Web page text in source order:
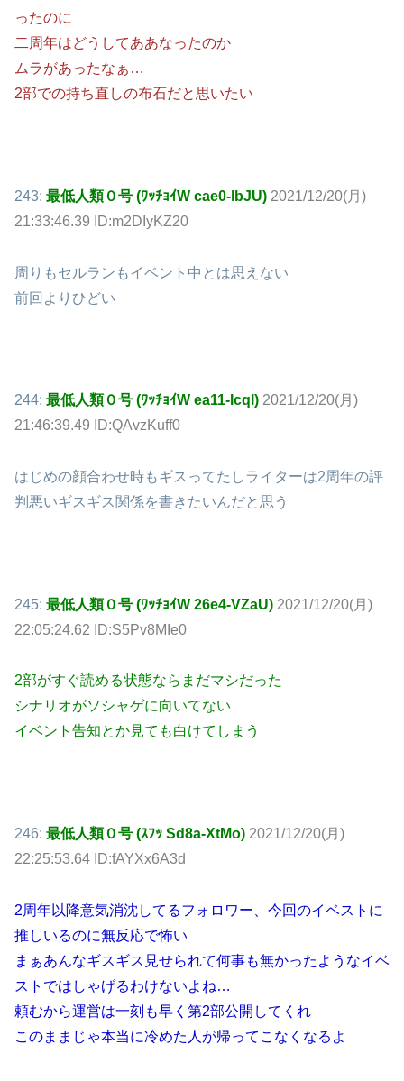
ったのに
二周年はどうしてああなったのか
ムラがあったなぁ…
2部での持ち直しの布石だと思いたい
243: 最低人類０号 (ﾜｯﾁｮｲW cae0-lbJU) 2021/12/20(月)
21:33:46.39 ID:m2DIyKZ20
周りもセルランもイベント中とは思えない
前回よりひどい
244: 最低人類０号 (ﾜｯﾁｮｲW ea11-IcqI) 2021/12/20(月)
21:46:39.49 ID:QAvzKuff0
はじめの顔合わせ時もギスってたしライターは2周年の評
判悪いギスギス関係を書きたいんだと思う
245: 最低人類０号 (ﾜｯﾁｮｲW 26e4-VZaU) 2021/12/20(月)
22:05:24.62 ID:S5Pv8MIe0
2部がすぐ読める状態ならまだマシだった
シナリオがソシャゲに向いてない
イベント告知とか見ても白けてしまう
246: 最低人類０号 (ｽﾌｯ Sd8a-XtMo) 2021/12/20(月)
22:25:53.64 ID:fAYXx6A3d
2周年以降意気消沈してるフォロワー、今回のイベストに
推しいるのに無反応で怖い
まぁあんなギスギス見せられて何事も無かったようなイベ
ストではしゃげるわけないよね…
頼むから運営は一刻も早く第2部公開してくれ
このままじゃ本当に冷めた人が帰ってこなくなるよ